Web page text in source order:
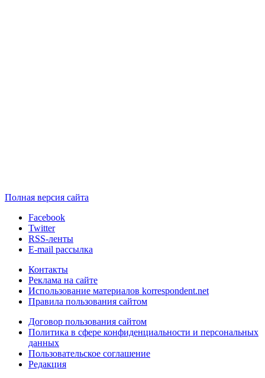
Полная версия сайта
Facebook
Twitter
RSS-ленты
E-mail рассылка
Контакты
Реклама на сайте
Использование материалов korrespondent.net
Правила пользования сайтом
Договор пользования сайтом
Политика в сфере конфиденциальности и персональных
данных
Пользовательское соглашение
Редакция